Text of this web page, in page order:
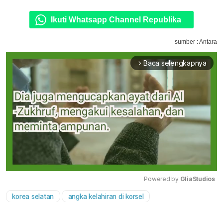
Ikuti Whatsapp Channel Republika
sumber : Antara
arrow_forward_ios Baca selengkapnya
Powered by GliaStudios
korea selatan angka kelahiran di korsel